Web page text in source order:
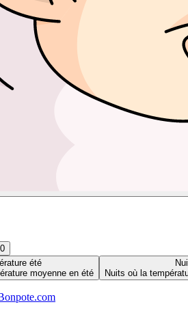
été
moyenne en été
Nuits où la